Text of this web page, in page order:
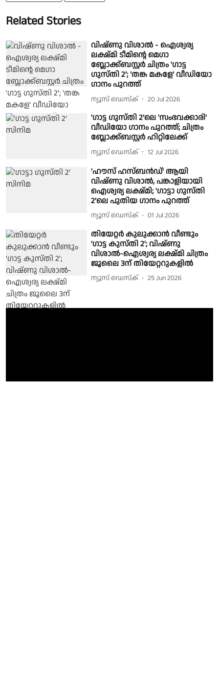
Related Stories
വിഷ്ണു വിശാൽ - ഐശ്വര്യ
ലക്ഷ്മി ടീമിന്റെ മെഗാ
ബ്ലോക്ക്ബസ്റ്റർ ചിത്രം 'ഗാട്ട
ഗുസ്തി 2’; 'തങ്ക മകളേ' വീഡിയോ
ഗാനം പുറത്ത്
ന്യൂസ് ഡെസ്ക് 20 Jul 2026
'ഗാട്ട ഗുസ്തി 2’ലെ 'സംഭവക്കാരി'
വീഡിയോ ഗാനം പുറത്ത്; ചിത്രം
ബ്ലോക്ക്ബസ്റ്റർ ഹിറ്റിലേക്ക്
ന്യൂസ് ഡെസ്ക് 12 Jul 2026
'ഹൗസ് ഹസ്ബൻഡ്' ആയി
വിഷ്ണു വിശാൽ, പങ്കാളിയായി
ഐശ്വര്യ ലക്ഷ്മി; 'ഗാട്ടാ ഗുസ്തി
2’ലെ പുതിയ ഗാനം പുറത്ത്
ന്യൂസ് ഡെസ്ക് 01 Jul 2026
തിയേറ്റര്‍ കുലുക്കാന്‍ വീണ്ടും
'ഗാട്ട കുസ്തി 2'; വിഷ്ണു
വിശാല്‍-ഐശ്വര്യ ലക്ഷ്മി ചിത്രം
ജൂലൈ 3ന് തിയേറ്ററുകളില്‍
ന്യൂസ് ഡെസ്ക് 25 Jun 2026